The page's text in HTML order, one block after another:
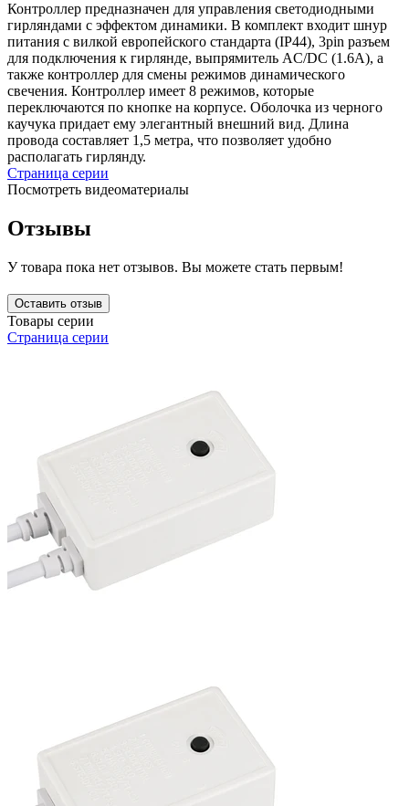
Контроллер предназначен для управления светодиодными
гирляндами с эффектом динамики. В комплект входит шнур
питания с вилкой европейского стандарта (IP44), 3pin разъем
для подключения к гирлянде, выпрямитель AC/DC (1.6А), а
также контроллер для смены режимов динамического
свечения. Контроллер имеет 8 режимов, которые
переключаются по кнопке на корпусе. Оболочка из черного
каучука придает ему элегантный внешний вид. Длина
провода составляет 1,5 метра, что позволяет удобно
располагать гирлянду.
Страница серии
Посмотреть видеоматериалы
Отзывы
У товара пока нет отзывов. Вы можете стать первым!
Оставить отзыв
Товары серии
Страница серии